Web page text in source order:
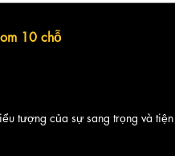
News
10 chỗ
tượng của sự sang trọng và